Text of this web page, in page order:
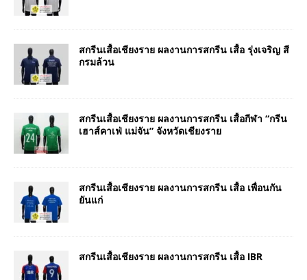
สกรีนเสื้อเชียงราย ผลงานการสกรีน เสื้อ รุ่งเจริญ สี
กรมล้วน
สกรีนเสื้อเชียงราย ผลงานการสกรีน เสื้อกีฬา “กรีน
เฮาส์คาเฟ่ แม่จัน” จังหวัดเชียงราย
สกรีนเสื้อเชียงราย ผลงานการสกรีน เสื้อ เพื่อนกัน
ยันแก่
สกรีนเสื้อเชียงราย ผลงานการสกรีน เสื้อ IBR